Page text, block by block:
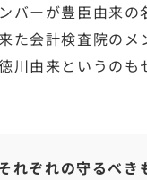
バーが豊臣由来の
た会計検査院のメ
川由来というのも
れぞれの守るべき